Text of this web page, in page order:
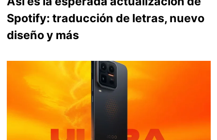
Spotify: traducción de letras, nuevo
diseño y más